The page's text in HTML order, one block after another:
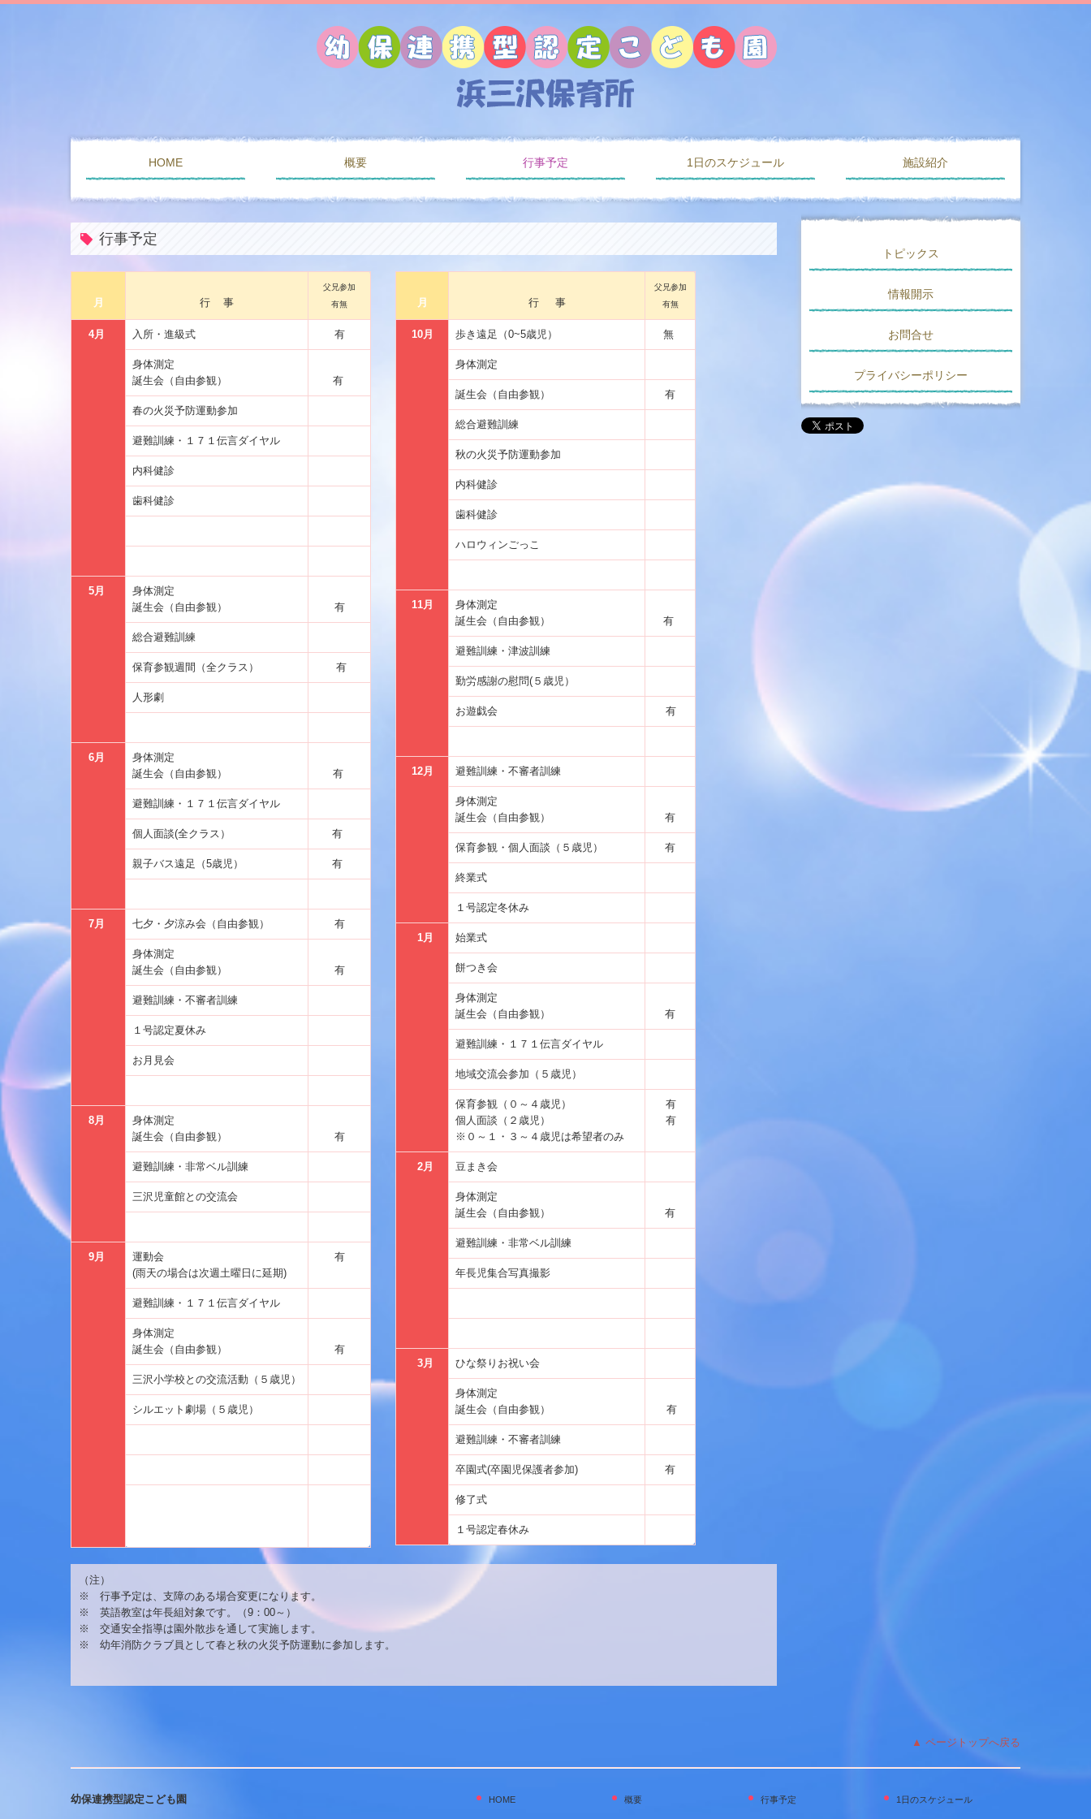
HOME 概要 行事予定 1日のスケジュール 施設紹介
行事予定
月 行 事
父兄参加
有無
4月 入所・進級式 有
身体測定
誕生会（自由参観）
有
春の火災予防運動参加
避難訓練・１７１伝言ダイヤル
内科健診
歯科健診
5月
身体測定
誕生会（自由参観）
有
総合避難訓練
保育参観週間（全クラス） 有
人形劇
6月
身体測定
誕生会（自由参観）
有
避難訓練・１７１伝言ダイヤル
個人面談(全クラス） 有
親子バス遠足（5歳児） 有
7月 七夕・夕涼み会（自由参観） 有
身体測定
誕生会（自由参観）
有
避難訓練・不審者訓練
１号認定夏休み
お月見会
8月
身体測定
誕生会（自由参観）
有
避難訓練・非常ベル訓練
三沢児童館との交流会
9月
運動会
(雨天の場合は次週土曜日に延期)
有
避難訓練・１７１伝言ダイヤル
身体測定
誕生会（自由参観）
有
三沢小学校との交流活動（５歳児）
シルエット劇場（５歳児）
月 行 事
父兄参加
有無
10月 歩き遠足（0~5歳児） 無
身体測定
誕生会（自由参観） 有
総合避難訓練
秋の火災予防運動参加
内科健診
歯科健診
ハロウィンごっこ
11月
身体測定
誕生会（自由参観）
有
避難訓練・津波訓練
勤労感謝の慰問(５歳児）
お遊戯会 有
12月 避難訓練・不審者訓練
身体測定
誕生会（自由参観）
有
保育参観・個人面談（５歳児） 有
終業式
１号認定冬休み
1月 始業式
餅つき会
身体測定
誕生会（自由参観）
有
避難訓練・１７１伝言ダイヤル
地域交流会参加（５歳児）
保育参観（０～４歳児）
個人面談（２歳児）
※０～１・３～４歳児は希望者のみ
有
有
2月 豆まき会
身体測定
誕生会（自由参観）
有
避難訓練・非常ベル訓練
年長児集合写真撮影
3月 ひな祭りお祝い会
身体測定
誕生会（自由参観）
有
避難訓練・不審者訓練
卒園式(卒園児保護者参加) 有
修了式
１号認定春休み
（注）
※ 行事予定は、支障のある場合変更になります。
※ 英語教室は年長組対象です。（9：00～）
※ 交通安全指導は園外散歩を通して実施します。
※ 幼年消防クラブ員として春と秋の火災予防運動に参加します。
トピックス
情報開示
お問合せ
プライバシーポリシー
▲ ページトップへ戻る
幼保連携型認定こども園
HOME 概要 行事予定 1日のスケジュール